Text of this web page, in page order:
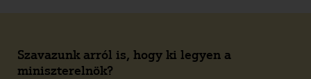
Szavazunk arról is, hogy ki legyen a
miniszterelnök?